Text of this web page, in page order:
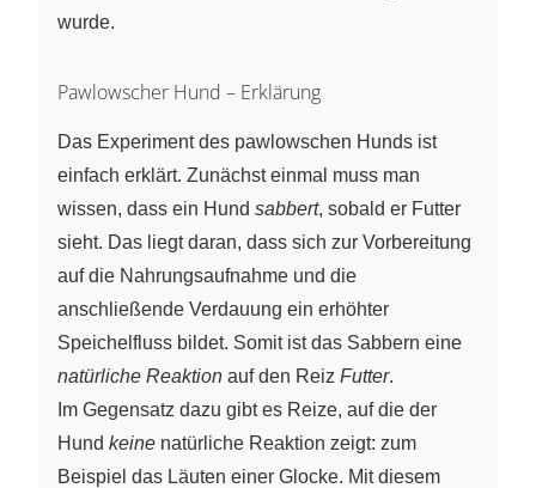
wurde.
Pawlowscher Hund – Erklärung
Das Experiment des pawlowschen Hunds ist
einfach erklärt. Zunächst einmal muss man
wissen, dass ein Hund sabbert, sobald er Futter
sieht. Das liegt daran, dass sich zur Vorbereitung
auf die Nahrungsaufnahme und die
anschließende Verdauung ein erhöhter
Speichelfluss bildet. Somit ist das Sabbern eine
natürliche Reaktion auf den Reiz Futter.
Im Gegensatz dazu gibt es Reize, auf die der
Hund keine natürliche Reaktion zeigt: zum
Beispiel das Läuten einer Glocke. Mit diesem